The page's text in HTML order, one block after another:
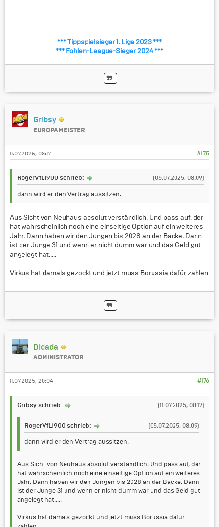
*** Tippspielsieger 1. Liga 2023 ***
*** Fohlen-League-Sieger 2024 ***
Gribsy
EUROPAMEISTER
#175
11.07.2025, 08:17
(05.07.2025, 08:09)
RogerVfL1900 schrieb:
dann wird er den Vertrag aussitzen.
Aus Sicht von Neuhaus absolut verständlich. Und pass auf, der
hat wahrscheinlich noch eine einseitige Option auf ein weiteres
Jahr. Dann haben wir den Jungen bis 2028 an der Backe. Dann
ist der Junge 31 und wenn er nicht dumm war und das Geld gut
angelegt hat.....
Virkus hat damals gezockt und jetzt muss Borussia dafür zahlen
Didada
ADMINISTRATOR
#176
11.07.2025, 20:04
(11.07.2025, 08:17)
Gribsy schrieb:
(05.07.2025, 08:09)
RogerVfL1900 schrieb:
dann wird er den Vertrag aussitzen.
Aus Sicht von Neuhaus absolut verständlich. Und pass auf, der
hat wahrscheinlich noch eine einseitige Option auf ein weiteres
Jahr. Dann haben wir den Jungen bis 2028 an der Backe. Dann
ist der Junge 31 und wenn er nicht dumm war und das Geld gut
angelegt hat.....
Virkus hat damals gezockt und jetzt muss Borussia dafür